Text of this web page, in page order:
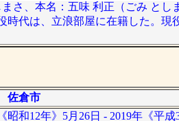
さ、本名：五味 利正（ごみ とし
時代は、立浪部屋に在籍した。現
佐倉市
昭和12年》5月26日 - 2019年《平